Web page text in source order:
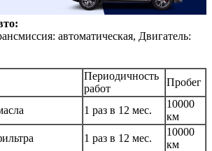
автоматическая, Двигатель:
Периодичность
работ
Пробег
1 раз в 12 мес.
10000
км
1 раз в 12 мес.
10000
км